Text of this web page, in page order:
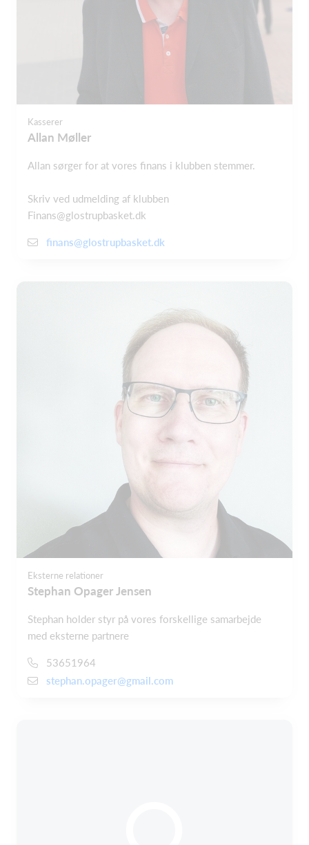
Kasserer
Allan Møller
Allan sørger for at vores finans i klubben stemmer.
Skriv ved udmelding af klubben
Finans@glostrupbasket.dk
finans@glostrupbasket.dk
Eksterne relationer
Stephan Opager Jensen
Stephan holder styr på vores forskellige samarbejde
med eksterne partnere
53651964
stephan.opager@gmail.com